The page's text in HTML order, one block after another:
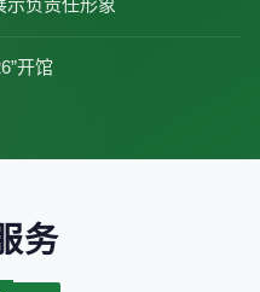
示负责任形象
开馆
务